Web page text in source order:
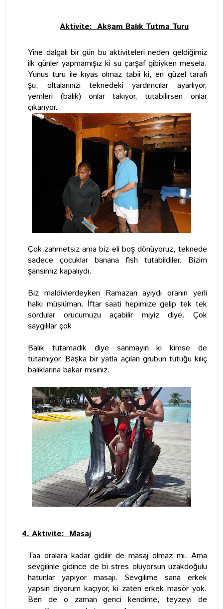
Aktivite: Akşam Balık Tutma Turu
Yine dalgalı bir gün bu aktiviteleri neden geldiğimiz
ilk günler yapmamışız ki su çarşaf gibiyken mesela.
Yunus turu ile kıyas olmaz tabii ki, en güzel tarafı
şu; oltalarınızı teknedeki yardımcılar ayarlıyor,
yemleri (balık) onlar takıyor, tutabilirsen onlar
çıkarıyor.
Çok zahmetsiz ama biz eli boş dönüyoruz, teknede
sadece çocuklar banana fish tutabildiler. Bizim
şansımız kapalıydı.
Biz maldivlerdeyken Ramazan ayıydı oranın yerli
halkı müslüman. İftar saati hepimize gelip tek tek
sordular orucumuzu açabilir miyiz diye. Çok
saygılılar çok
Balık tutamadık diye sanmayın ki kimse de
tutamıyor. Başka bir yatla açılan grubun tutuğu kılıç
balıklarına bakar mısınız.
4.Aktivite: Masaj
Taa oralara kadar gidilir de masaj olmaz mı. Ama
sevgilinle gidince de bi stres oluyorsun uzakdoğulu
hatunlar yapıyor masajı. Sevgilime sana erkek
yapsın diyorum kaçıyor, ki zaten erkek masör yok.
Ben de o zaman genci kendime, teyzeyi de